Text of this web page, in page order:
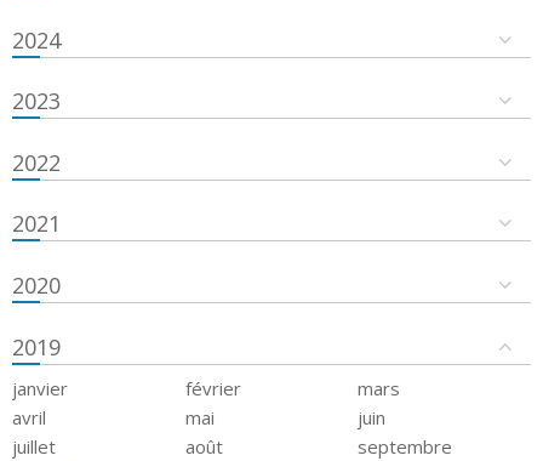
2024
2023
2022
2021
2020
2019
janvier février
mars
avril
mai
juin
juillet
août
septembre